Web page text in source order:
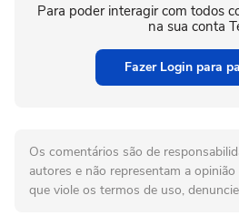
Para poder interagir com todos
na sua conta
Fazer Login para
Os comentários são de
autores e não representam a
que viole os termos de uso,